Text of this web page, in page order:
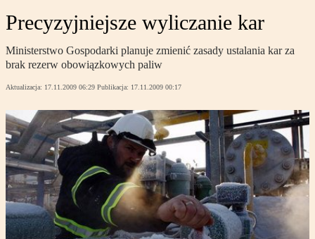
Precyzyjniejsze wyliczanie kar
Ministerstwo Gospodarki planuje zmienić zasady ustalania kar za
brak rezerw obowiązkowych paliw
Aktualizacja: 17.11.2009 06:29 Publikacja: 17.11.2009 00:17